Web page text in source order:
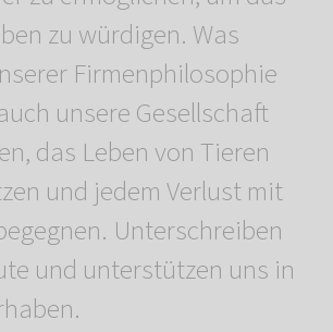
zu würdigen. Was
Firmenphilosophie
unsere Gesellschaft
das Leben von Tieren
und jedem Verlust mit
Unterschreiben
und unterstützen uns in